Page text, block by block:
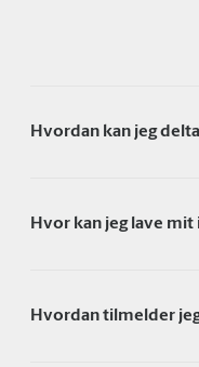
Hvordan kan jeg
Hvor kan jeg lave mit
Hvordan tilmelder